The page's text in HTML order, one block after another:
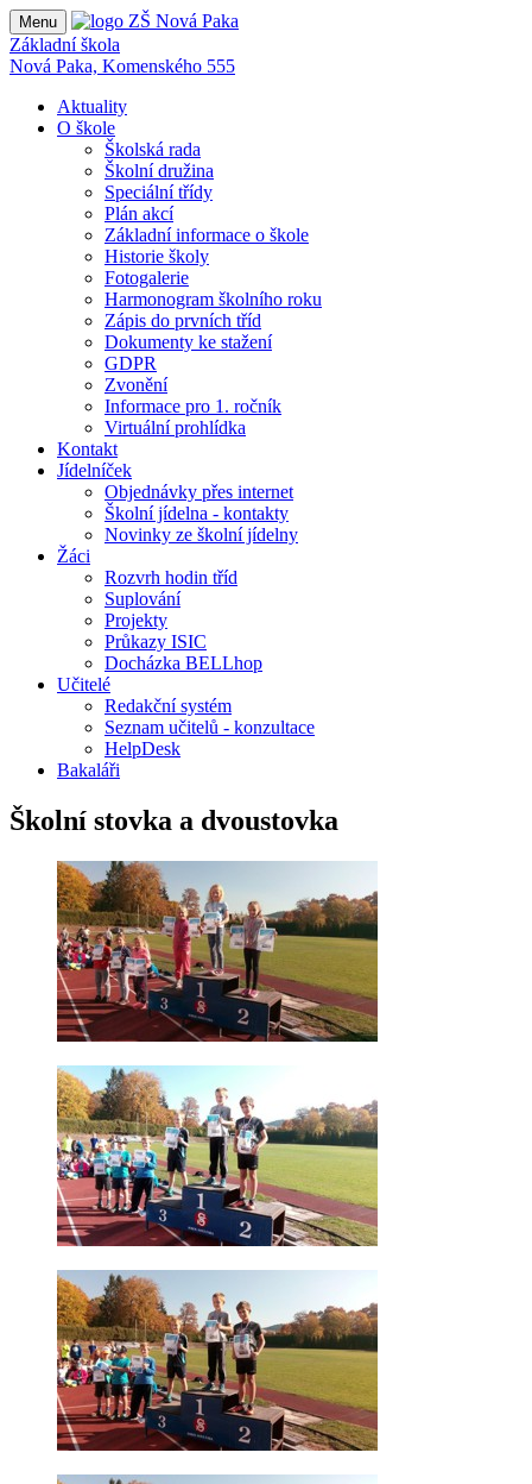
Menu
Základní škola
Nová Paka, Komenského 555
Aktuality
O škole
Školská rada
Školní družina
Speciální třídy
Plán akcí
Základní informace o škole
Historie školy
Fotogalerie
Harmonogram školního roku
Zápis do prvních tříd
Dokumenty ke stažení
GDPR
Zvonění
Informace pro 1. ročník
Virtuální prohlídka
Kontakt
Jídelníček
Objednávky přes internet
Školní jídelna - kontakty
Novinky ze školní jídelny
Žáci
Rozvrh hodin tříd
Suplování
Projekty
Průkazy ISIC
Docházka BELLhop
Učitelé
Redakční systém
Seznam učitelů - konzultace
HelpDesk
Bakaláři
Školní stovka a dvoustovka